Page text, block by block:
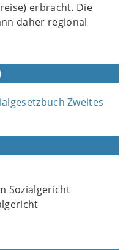
erbracht. Die
daher regional
Zweites
Sozialgericht